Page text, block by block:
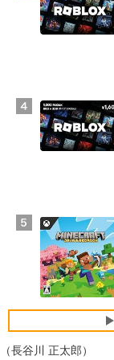
（長谷川 正太郎）